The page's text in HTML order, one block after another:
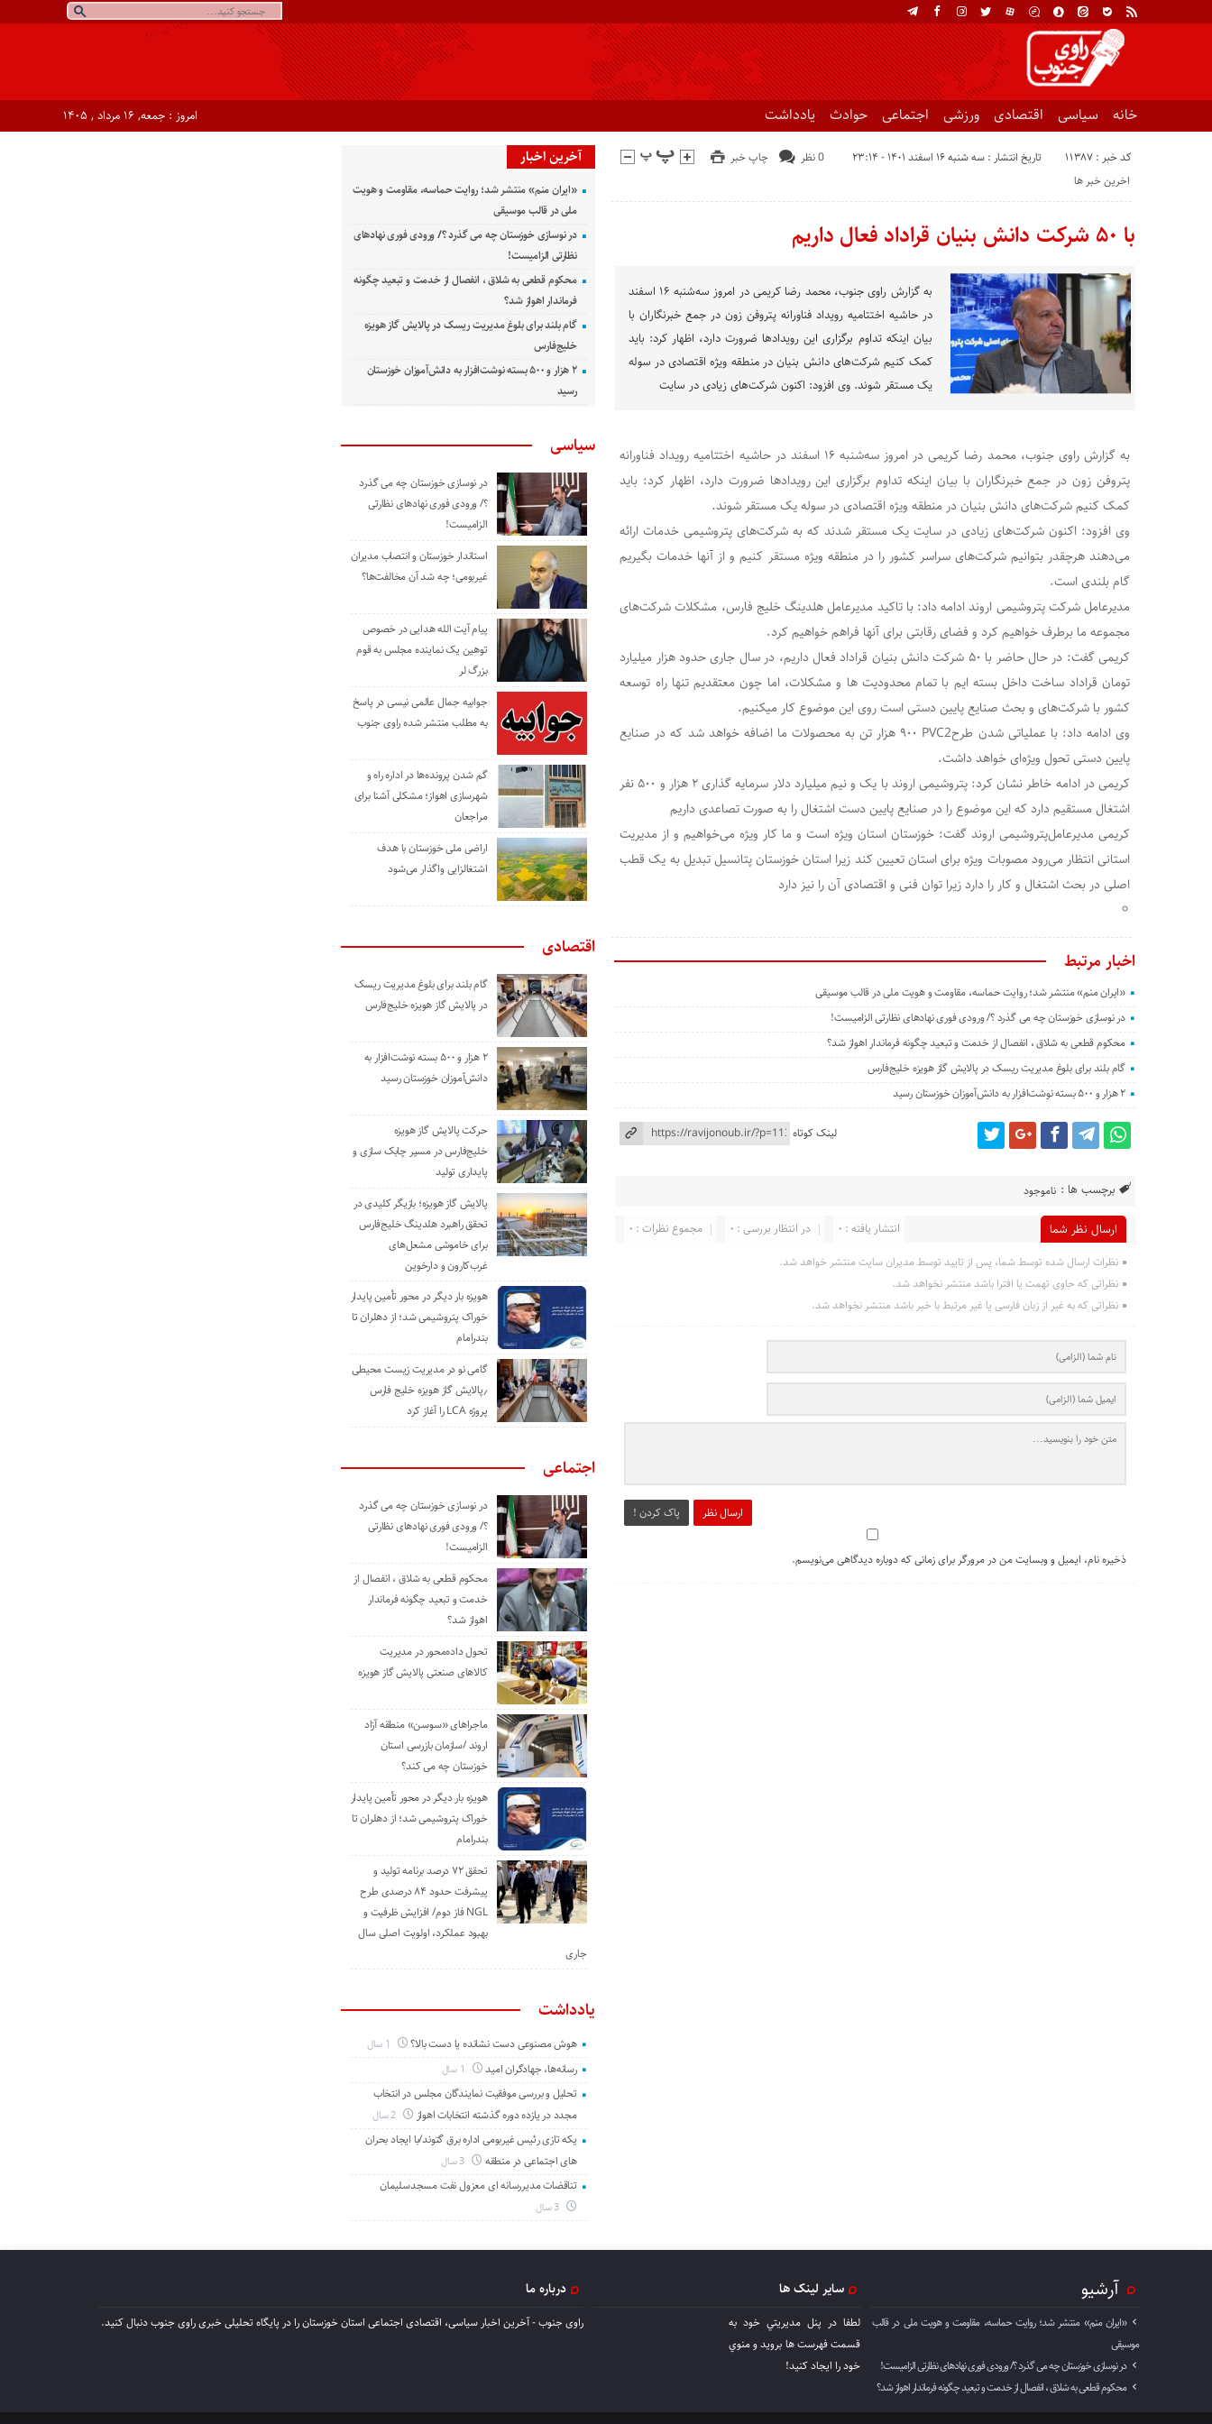
خانه سیاسی اقتصادی ورزشی اجتماعی حوادث یادداشت امروز : جمعه, ۱۶ مرداد , ۱۴۰۵
کد خبر : 11387 تاریخ انتشار : سه شنبه ۱۶ اسفند ۱۴۰۱ - ۲۳:۱۴ چاپ خبر
0 نظر
اخرین خبر ها
با ۵٠ شرکت دانش بنیان قراداد فعال داریم
به گزارش راوی جنوب، محمد رضا کریمی در امروز سه‌شنبه ١۶ اسفند
در حاشیه اختتامیه رویداد فناورانه پتروفن زون در جمع خبرنگاران با
بیان اینکه تداوم برگزاری این رویدادها ضرورت دارد، اظهار کرد: باید
کمک کنیم شرکت‌های دانش بنیان در منطقه ویژه اقتصادی در سوله
یک مستقر شوند. وی افزود: اکنون شرکت‌های زیادی در سایت
به گزارش راوی جنوب، محمد رضا کریمی در امروز سه‌شنبه ١۶ اسفند در حاشیه اختتامیه رویداد فناورانه
پتروفن زون در جمع خبرنگاران با بیان اینکه تداوم برگزاری این رویدادها ضرورت دارد، اظهار کرد: باید
کمک کنیم شرکت‌های دانش بنیان در منطقه ویژه اقتصادی در سوله یک مستقر شوند.
وی افزود: اکنون شرکت‌های زیادی در سایت یک مستقر شدند که به شرکت‌های پتروشیمی خدمات ارائه
می‌دهند هرچقدر بتوانیم شرکت‌های سراسر کشور را در منطقه ویژه مستقر کنیم و از آنها خدمات بگیریم
گام بلندی است.
مدیرعامل‌ شرکت پتروشیمی اروند ادامه داد: با تاکید مدیرعامل هلدینگ خلیج فارس، مشکلات شرکت‌های
مجموعه ما برطرف خواهیم کرد و فضای رقابتی برای آنها فراهم خواهیم کرد.
کریمی گفت: در حال حاضر با ۵٠ شرکت دانش بنیان قراداد فعال داریم، در سال جاری حدود هزار میلیارد
تومان قراداد ساخت داخل بسته ایم با تمام محدودیت ها و مشکلات، اما چون معتقدیم تنها راه توسعه
کشور با شرکت‌های و بحث صنایع پایین دستی است روی این موضوع کار میکنیم.
وی ادامه داد: با عملیاتی شدن طرحPVC2 ٩٠٠ هزار تن به محصولات ما اضافه خواهد شد که در صنایع
پایین دستی تحول ویژه‌ای خواهد داشت.
کریمی در ادامه خاطر نشان کرد: پتروشیمی اروند با یک و نیم میلیارد دلار سرمایه گذاری ٢ هزار و ۵٠٠ نفر
اشتغال مستقیم دارد که این موضوع را در صنایع پایین دست اشتغال را به صورت تصاعدی داریم
کریمی مدیرعامل‌پتروشیمی اروند گفت: خوزستان استان ویژه است و ما کار ویژه می‌خواهیم و از مدیریت
استانی انتظار می‌رود مصوبات ویژه برای استان تعیین کند زیرا استان خوزستان پتانسیل تبدیل به یک قطب
اصلی در بحث اشتغال و کار را دارد زیرا توان فنی و اقتصادی آن را نیز دارد
اخبار مرتبط
«ایران منم» منتشر شد؛ روایت حماسه، مقاومت و هویت ملی در قالب موسیقی
در نوسازی خوزستان چه می گذرد ؟/ ورودی فوری نهادهای نظارتی الزامیست!
محکوم قطعی به شلاق ، انفصال از خدمت و تبعید چگونه فرماندار اهواز شد؟
گام بلند برای بلوغ مدیریت ریسک در پالایش گاز هویزه خلیج‌فارس
۲ هزار و ۵۰۰ بسته نوشت‌افزار به دانش‌آموزان خوزستان رسید
لینک کوتاه
برچسب ها : ناموجود
ارسال نظر شما مجموع نظرات : 0 در انتظار بررسی : 0 انتشار یافته : 0
نظرات ارسال شده توسط شما، پس از تایید توسط مدیران سایت منتشر خواهد شد.
نظراتی که حاوی تهمت یا افترا باشد منتشر نخواهد شد.
نظراتی که به غیر از زبان فارسی یا غیر مرتبط با خبر باشد منتشر نخواهد شد.
ارسال نظر پاک کردن !
ذخیره نام، ایمیل و وبسایت من در مرورگر برای زمانی که دوباره دیدگاهی می‌نویسم.
آخرین اخبار
«ایران منم» منتشر شد؛ روایت حماسه، مقاومت و هویت
ملی در قالب موسیقی
در نوسازی خوزستان چه می گذرد ؟/ ورودی فوری نهادهای
نظارتی الزامیست!
محکوم قطعی به شلاق ، انفصال از خدمت و تبعید چگونه
فرماندار اهواز شد؟
گام بلند برای بلوغ مدیریت ریسک در پالایش گاز هویزه
خلیج‌فارس
۲ هزار و ۵۰۰ بسته نوشت‌افزار به دانش‌آموزان خوزستان
رسید
سیاسی
در نوسازی خوزستان چه می گذرد
؟/ ورودی فوری نهادهای نظارتی
الزامیست!
استاندار خوزستان و انتصاب مدیران
غیربومی؛ چه شد آن مخالفت‌ها؟
پیام آیت الله هدایی در خصوص
توهین یک نماینده مجلس به قوم
بزرگ لر
جوابیه جمال عالمی نیسی در پاسخ
به مطلب منتشر شده راوی جنوب
گم شدن پرونده‌ها در اداره راه و
شهرسازی اهواز؛ مشکلی آشنا برای
مراجعان
اراضی ملی خوزستان با هدف
اشتغالزایی واگذار می‌شود
اقتصادی
گام بلند برای بلوغ مدیریت ریسک
در پالایش گاز هویزه خلیج‌فارس
۲ هزار و ۵۰۰ بسته نوشت‌افزار به
دانش‌آموزان خوزستان رسید
حرکت پالایش گاز هویزه
خلیج‌فارس در مسیر چابک سازی و
پایداری تولید
پالایش گاز هویزه؛ بازیگر کلیدی در
تحقق راهبرد هلدینگ خلیج‌فارس
برای خاموشی مشعل‌های
غرب‌کارون و دارخوین
هویزه بار دیگر در محور تأمین پایدار
خوراک پتروشیمی شد؛ از دهلران تا
بندرامام
گامی نو در مدیریت زیست ‌محیطی
٫پالایش گاز هویزه خلیج ‌فارس
پروژه LCA را آغاز کرد
اجتماعی
در نوسازی خوزستان چه می گذرد
؟/ ورودی فوری نهادهای نظارتی
الزامیست!
محکوم قطعی به شلاق ، انفصال از
خدمت و تبعید چگونه فرماندار
اهواز شد؟
تحول داده‌محور در مدیریت
کالاهای صنعتی پالایش گاز هویزه
ماجراهای «سوسن» منطقه آزاد
اروند /سازمان بازرسی استان
خوزستان چه می کند؟
هویزه بار دیگر در محور تأمین پایدار
خوراک پتروشیمی شد؛ از دهلران تا
بندرامام
تحقق ۷۲ درصد برنامه تولید و
پیشرفت حدود ۸۴ درصدی طرح
NGL فاز دوم/ افزایش ظرفیت و
بهبود عملکرد، اولویت اصلی سال
جاری
یادداشت
هوش مصنوعی دست نشانده یا دست بالا؟
رسانه‌ها، جهادگران امید
تحلیل و بررسی موفقیت نمایندگان مجلس در انتخاب
مجدد در یازده دوره گذشته انتخابات اهواز
یکه تازی رئیس غیربومی اداره برق گتوند/با ایجاد بحران
های اجتماعی در منطقه
تناقضات مدیررسانه ای معزول نفت مسجدسلیمان
آرشیو
«ایران منم» منتشر شد؛ روایت حماسه، مقاومت و هویت ملی در قالب
موسیقی
در نوسازی خوزستان چه می گذرد ؟/ ورودی فوری نهادهای نظارتی الزامیست!
محکوم قطعی به شلاق ، انفصال از خدمت و تبعید چگونه فرماندار اهواز شد؟
سایر لینک ها
لطفا در پنل مديريتي خود به
قسمت فهرست ها برويد و منوي
خود را ايجاد كنيد!
درباره ما
راوی جنوب - آخرین اخبار سیاسی، اقتصادی اجتماعی استان خوزستان را در پایگاه تحلیلی خبری راوی جنوب دنبال کنید.